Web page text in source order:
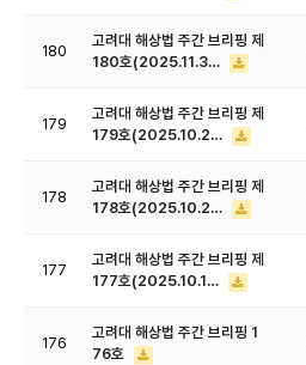
180
고려대 해상법 주간 브리핑 제
180호(2025.11.3…
179
고려대 해상법 주간 브리핑 제
179호(2025.10.2…
178
고려대 해상법 주간 브리핑 제
178호(2025.10.2…
177
고려대 해상법 주간 브리핑 제
177호(2025.10.1…
176
고려대 해상법 주간 브리핑 1
76호